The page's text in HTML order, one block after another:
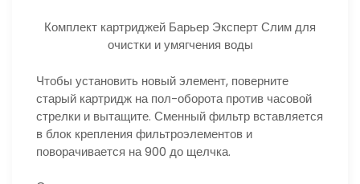
Комплект картриджей Барьер Эксперт Слим для
очистки и умягчения воды
Чтобы установить новый элемент, поверните
старый картридж на пол-оборота против часовой
стрелки и вытащите. Сменный фильтр вставляется
в блок крепления фильтроэлементов и
поворачивается на 900 до щелчка.